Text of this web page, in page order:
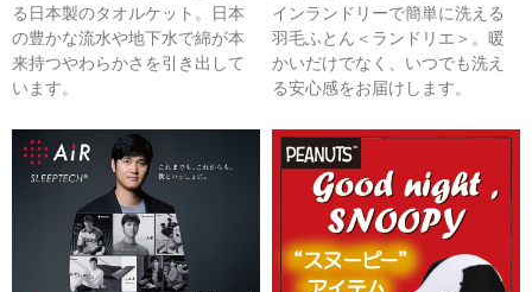
る日本製のタオルケット。日本
の豊かな流水や地下水で綿が本
来持つやわらかさを引き出して
います。
インランドリーで簡単に洗える
羽毛ふとん＜ランドリエ＞。暖
かいだけでなく、いつでも洗え
る安心感をお届けします。